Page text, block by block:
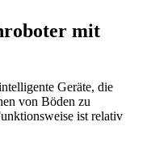
mit
Geräte, die
von Böden zu
ist relativ